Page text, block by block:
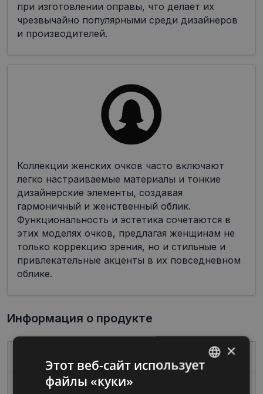
при изготовлении оправы, что делает их
чрезвычайно популярными среди дизайнеров
и производителей.
Коллекции женских очков часто включают
легко настраиваемые материалы и тонкие
дизайнерские элементы, создавая
гармоничный и женственный облик.
Функциональность и эстетика сочетаются в
этих моделях очков, предлагая женщинам не
только коррекцию зрения, но и стильные и
привлекательные акценты в их повседневном
облике.
Информация о продукте
Размер
×
Этот веб-сайт использует
файлы «куки»